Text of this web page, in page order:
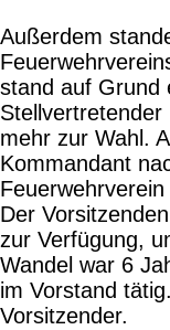
Außerdem
stand auf Grund
mehr zur Wahl.
Kommandant
Der
zur Verfügung,
Wandel war 6
im Vorstand
Vorsitzender.